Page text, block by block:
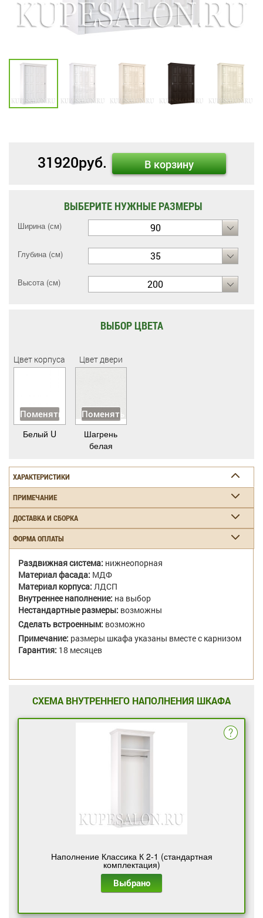
31920руб. В корзину
ВЫБЕРИТЕ НУЖНЫЕ РАЗМЕРЫ
Ширина (см) 90
Глубина (см) 35
Высота (см) 200
ВЫБОР ЦВЕТА
Цвет корпуса
Поменять
Белый U
Цвет двери
Поменять
Шагрень
белая
ХАРАКТЕРИСТИКИ
ПРИМЕЧАНИЕ
ДОСТАВКА И СБОРКА
ФОРМА ОПЛАТЫ
Раздвижная система: нижнеопорная
Материал фасада: МДФ
Материал корпуса: ЛДСП
Внутреннее наполнение: на выбор
Нестандартные размеры: возможны
Сделать встроенным: возможно
Примечание: размеры шкафа указаны вместе с карнизом
Гарантия: 18 месяцев
СХЕМА ВНУТРЕННЕГО НАПОЛНЕНИЯ ШКАФА
Наполнение Классика К 2-1 (стандартная
комплектация)
Выбрано